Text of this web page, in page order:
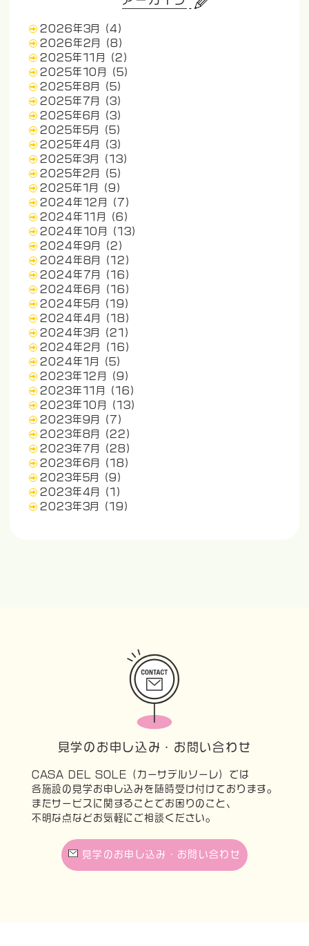
2026年3月
(4)
2026年2月
(8)
2025年11月
(2)
2025年10月
(5)
2025年8月
(5)
2025年7月
(3)
2025年6月
(3)
2025年5月
(5)
2025年4月
(3)
2025年3月
(13)
2025年2月
(5)
2025年1月
(9)
2024年12月
(7)
2024年11月
(6)
2024年10月
(13)
2024年9月
(2)
2024年8月
(12)
2024年7月
(16)
2024年6月
(16)
2024年5月
(19)
2024年4月
(18)
2024年3月
(21)
2024年2月
(16)
2024年1月
(5)
2023年12月
(9)
2023年11月
(16)
2023年10月
(13)
2023年9月
(7)
2023年8月
(22)
2023年7月
(28)
2023年6月
(18)
2023年5月
(9)
2023年4月
(1)
2023年3月
(19)
見学のお申し込み・お問い合わせ
CASA DEL SOLE（カーサデルソーレ）では
各施設の見学お申し込みを随時受け付けております。
またサービスに関することでお困りのこと、
不明な点などお気軽にご相談ください。
見学のお申し込み・お問い合わせ